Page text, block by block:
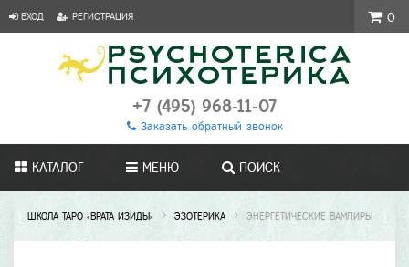
ВХОД РЕГИСТРАЦИЯ
+7 (495) 968-11-07
Заказать обратный звонок
КАТАЛОГ МЕНЮ ПОИСК
ШКОЛА ТАРО «ВРАТА ИЗИДЫ» ЭЗОТЕРИКА ЭНЕРГЕТИЧЕСКИЕ ВАМПИРЫ
0